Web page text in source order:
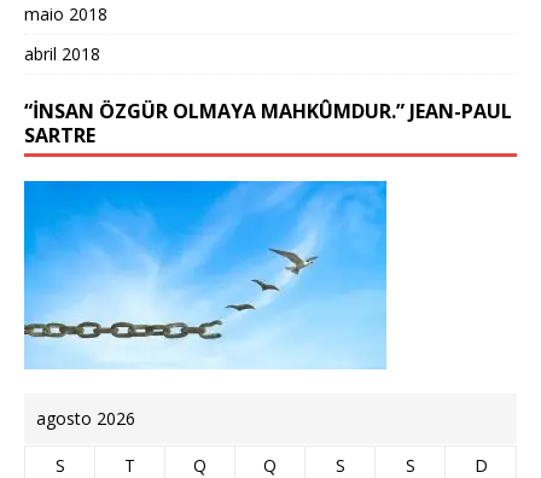
maio 2018
abril 2018
“İNSAN ÖZGÜR OLMAYA MAHKÛMDUR.” JEAN-PAUL
SARTRE
agosto 2026
S T Q Q S S
D